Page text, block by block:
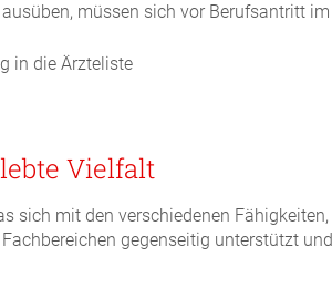
müssen sich vor Berufsantritt im
in die Ärzteliste
Vielfalt
sich mit den verschiedenen Fähigkeiten,
gegenseitig unterstützt und